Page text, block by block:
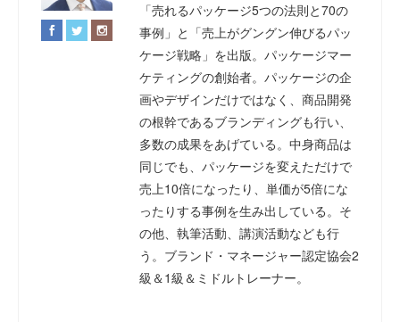
「売れるパッケージ5つの法則と70の
事例」と「売上がグングン伸びるパッ
ケージ戦略」を出版。パッケージマー
ケティングの創始者。パッケージの企
画やデザインだけではなく、商品開発
の根幹であるブランディングも行い、
多数の成果をあげている。中身商品は
同じでも、パッケージを変えただけで
売上10倍になったり、単価が5倍にな
ったりする事例を生み出している。そ
の他、執筆活動、講演活動なども行
う。ブランド・マネージャー認定協会2
級＆1級＆ミドルトレーナー。